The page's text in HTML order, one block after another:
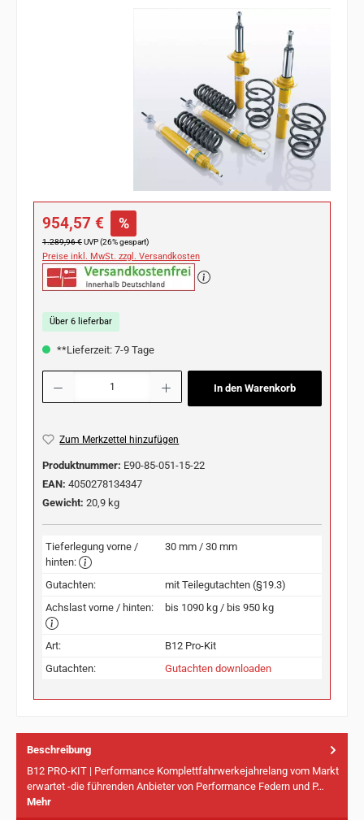
Verkaufspreis:
954,57 € %
Regulärer Preis:
1.289,96 €UVP (26% gespart)
Preise inkl. MwSt. zzgl. Versandkosten
Über 6 lieferbar
**Lieferzeit: 7-9 Tage
Produkt Anzahl: Gib den gewünschten Wert ein oder benutze die Schaltflächen
In den Warenkorb
Zum Merkzettel hinzufügen
Produktnummer: E90-85-051-15-22
EAN: 4050278134347
Gewicht: 20,9 kg
Tieferlegung vorne /
hinten:
30 mm / 30 mm
Gutachten:
mit Teilegutachten (§19.3)
Achslast vorne / hinten:
bis 1090 kg / bis 950 kg
Art:
B12 Pro-Kit
Gutachten:
Gutachten downloaden
Beschreibung
B12 PRO-KIT | Performance Komplettfahrwerkejahrelang vom Markt
erwartet -die führenden Anbieter von Performance Federn und P…
Mehr